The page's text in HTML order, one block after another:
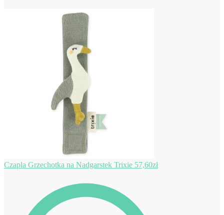
Czapla Grzechotka na Nadgarstek Trixie 57,60zł